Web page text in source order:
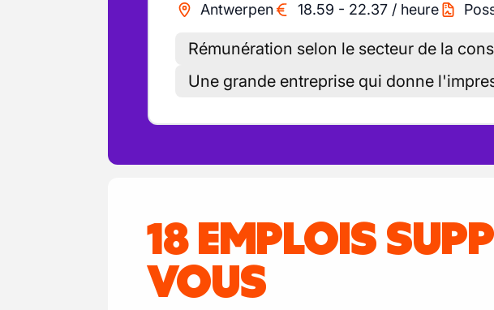
Antwerpen 18.59 - 22.37 / heure
Rémunération selon le secteur de la
Une grande entreprise qui donne
18 EMPLOIS
VOUS